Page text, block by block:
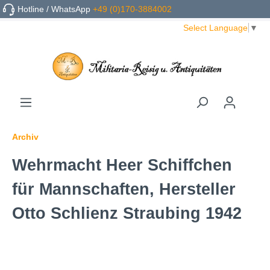
Hotline / WhatsApp+49 (0)170-3884002
Select Language ▼
Archiv
Wehrmacht Heer Schiffchen
für Mannschaften, Hersteller
Otto Schlienz Straubing 1942